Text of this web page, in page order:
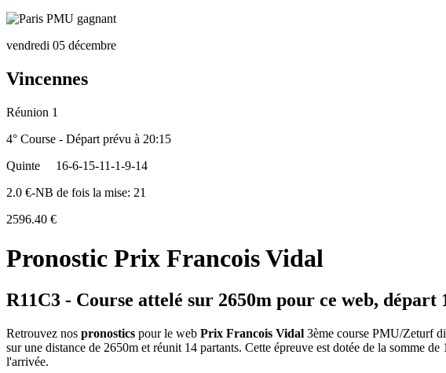
vendredi 05 décembre
Vincennes
Réunion 1
4° Course - Départ prévu à 20:15
Quinte
16-6-15-11-1-9-14
2.0 €-NB de fois la mise: 21
2596.40 €
Pronostic Prix Francois Vidal
R11C3 - Course attelé sur 2650m pour ce web, départ
Retrouvez nos pronostics pour le web Prix Francois Vidal 3ème course PMU/Zeturf
sur une distance de 2650m et réunit 14 partants. Cette épreuve est dotée de la somme de
l'arrivée.